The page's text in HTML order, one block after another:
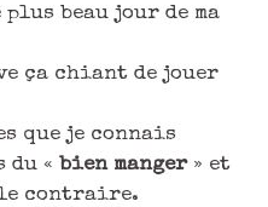
beau jour de ma
ça chiant de jouer
que je connais
du « bien manger» et
contraire.